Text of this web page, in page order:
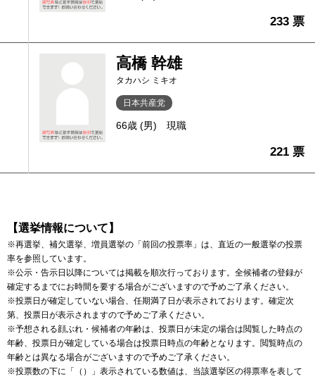
233 票
高橋 幹雄
タカハシ ミキオ
日本共産党
66歳 (男) 現職
221 票
【選挙情報について】
※再選挙、補欠選挙、増員選挙の「前回の投票率」は、直近の一般選挙の投票
率を参照しています。
※公示・告示日以降については掲載を順次行っております。全候補者の登録が
確定するまでにお時間を要する場合がございますので予めご了承ください。
※投票日が確定していない場合、任期満了日が表示されております。確定次
第、投票日が表示されますので予めご了承ください。
※予想される顔ぶれ・候補者の年齢は、投票日が未定の場合は閲覧した時点の
年齢、投票日が確定している場合は投票日時点の年齢となります。閲覧時点の
年齢とは異なる場合がございますので予めご了承ください。
※投票数の下に「（）」表示されている数値は、当該選挙区の得票率を表して